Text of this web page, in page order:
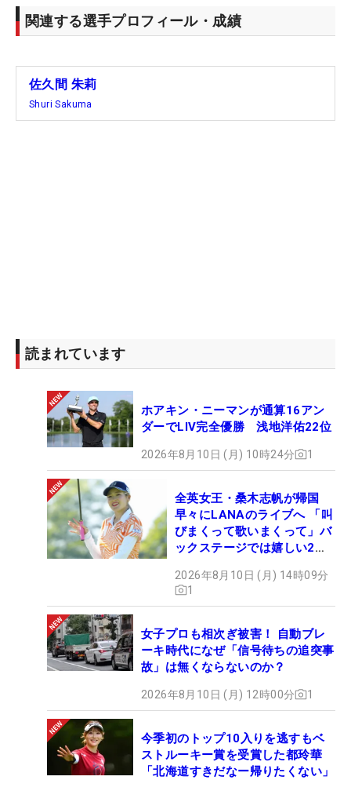
関連する選手プロフィール・成績
佐久間 朱莉
Shuri Sakuma
読まれています
ホアキン・ニーマンが通算16アン
ダーでLIV完全優勝 浅地洋佑22位
2026年8月10日 (月) 10時24分 1
全英女王・桑木志帆が帰国
早々にLANAのライブへ 「叫
びまくって歌いまくって」バ
ックステージでは嬉しい2シ
2026年8月10日 (月) 14時09分
1
女子プロも相次ぎ被害！ 自動ブレ
ーキ時代になぜ「信号待ちの追突事
故」は無くならないのか？
2026年8月10日 (月) 12時00分 1
今季初のトップ10入りを逃すもベ
ストルーキー賞を受賞した都玲華
「北海道すきだなー帰りたくない」